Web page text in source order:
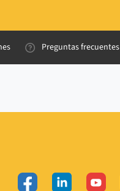
Preguntas frecuentes